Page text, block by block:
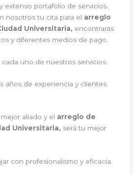
extenso portafolio de servicios.
nosotros tu cita para el arreglo
Universitaria, encontrarás
y diferentes medios de pago.
uno de nuestros servicios.
años de experiencia y clientes
aliado y el arreglo de
Universitaria, será tu mejor
con profesionalismo y eficacia.